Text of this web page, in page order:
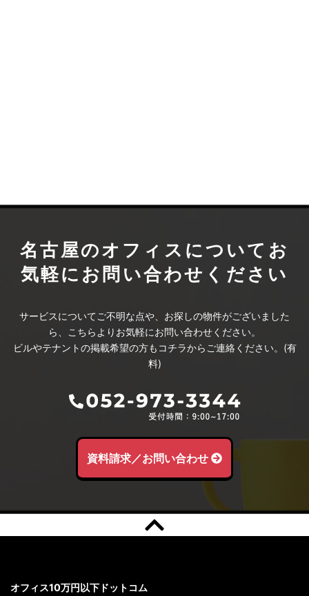
名古屋のオフィスについて お
気軽にお問い合わせください
サービスについてご不明な点や、お探しの物件がございました
ら、こちらよりお気軽にお問い合わせください。
ビルやテナントの掲載希望の方もコチラからご連絡ください。(有
料)
資料請求／お問い合わせ
オフィス10万円以下ドットコム